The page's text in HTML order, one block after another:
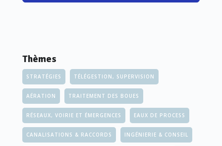
Thèmes
STRATÉGIES TÉLÉGESTION, SUPERVISION
AÉRATION TRAITEMENT DES BOUES
RÉSEAUX, VOIRIE ET ÉMERGENCES EAUX DE PROCESS
CANALISATIONS & RACCORDS INGÉNIERIE & CONSEIL